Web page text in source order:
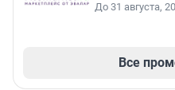
До 31 августа,
Все